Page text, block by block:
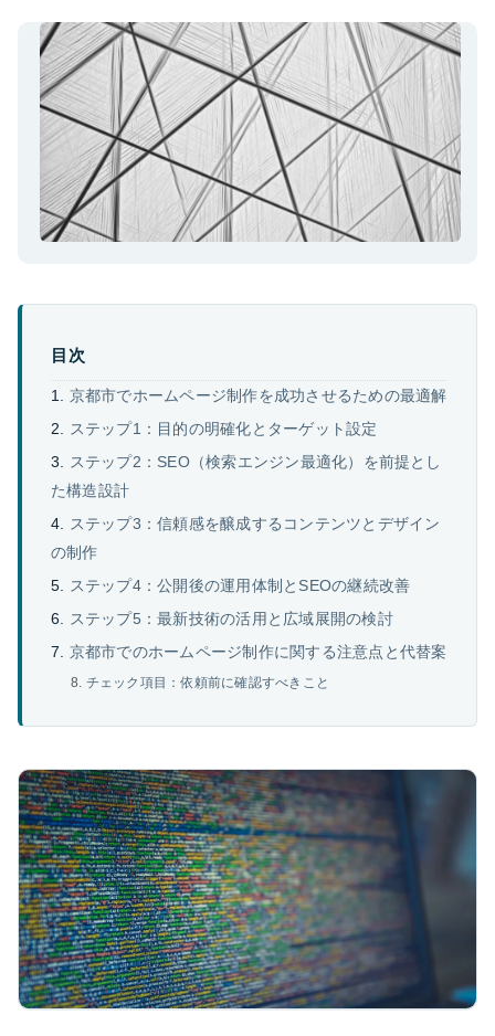
目次
京都市でホームページ制作を成功させるための最適解
ステップ1：目的の明確化とターゲット設定
ステップ2：SEO（検索エンジン最適化）を前提とし
た構造設計
ステップ3：信頼感を醸成するコンテンツとデザイン
の制作
ステップ4：公開後の運用体制とSEOの継続改善
ステップ5：最新技術の活用と広域展開の検討
京都市でのホームページ制作に関する注意点と代替案
チェック項目：依頼前に確認すべきこと